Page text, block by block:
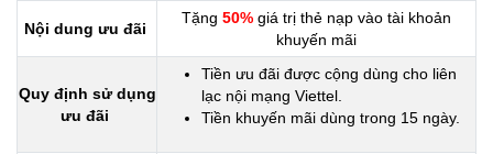
Nội dung ưu đãi
Tặng 50% giá trị thẻ nạp vào tài khoản
khuyến mãi
Quy định sử dụng
ưu đãi
Tiền ưu đãi được cộng dùng cho liên
lạc nội mạng Viettel.
Tiền khuyến mãi dùng trong 15 ngày.